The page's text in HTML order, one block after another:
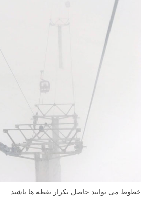
عمق باشند: